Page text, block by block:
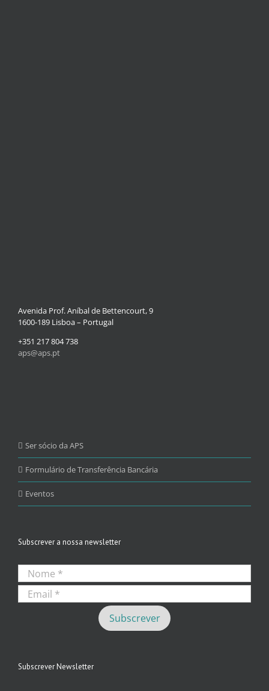
Avenida Prof. Aníbal de Bettencourt, 9
1600-189 Lisboa – Portugal
+351 217 804 738
aps@aps.pt
Ser sócio da APS
Formulário de Transferência Bancária
Eventos
Subscrever a nossa newsletter
Subscrever Newsletter